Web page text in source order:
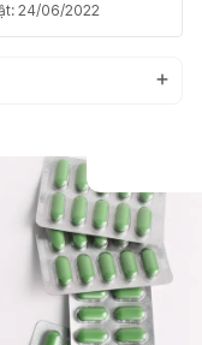
24/06/2022